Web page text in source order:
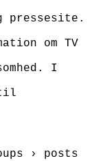
pressesite.
om TV
I
til
› posts